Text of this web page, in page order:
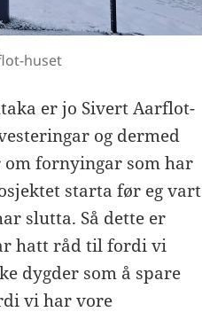
huset
er jo Sivert Aarflot-
og dermed
om fornyingar som har
starta før eg vart
slutta. Så dette er
hatt råd til fordi vi
dygder som å spare
vi har vore